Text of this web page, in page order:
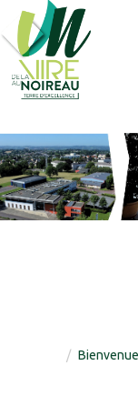
Panneau de gestion des